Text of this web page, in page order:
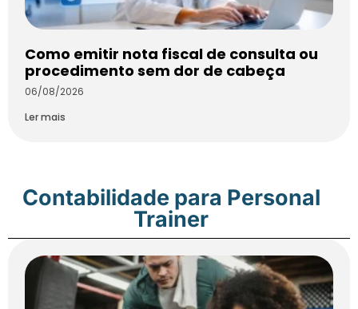
Como emitir nota fiscal de consulta ou
procedimento sem dor de cabeça
06/08/2026
Ler mais
Contabilidade para Personal
Trainer